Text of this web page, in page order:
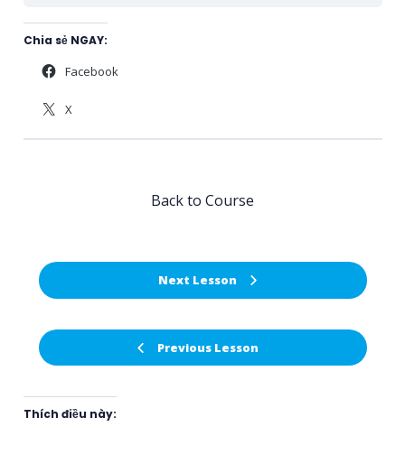
Chia sẻ NGAY:
Facebook
X
Previous Lesson
Back to Course
Next Lesson
Thích điều này: